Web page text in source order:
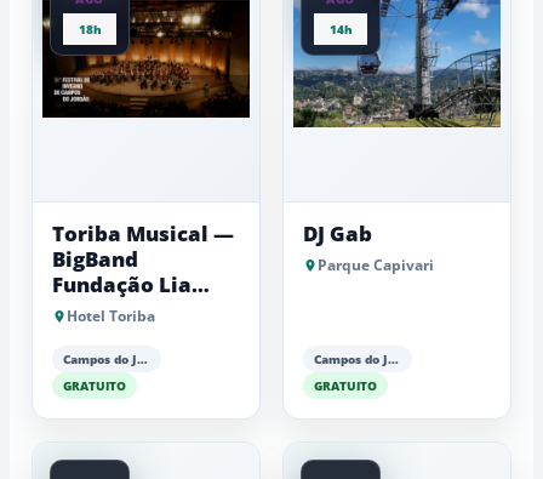
18h
Toriba Musical —
BigBand
Fundação Lia
Maria Aguiar
Hotel Toriba
Campos do Jordão
GRATUITO
14h
DJ Gab
Parque Capivari
Campos do Jordão
GRATUITO